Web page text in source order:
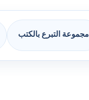
مجموعة التبرع بالكتب